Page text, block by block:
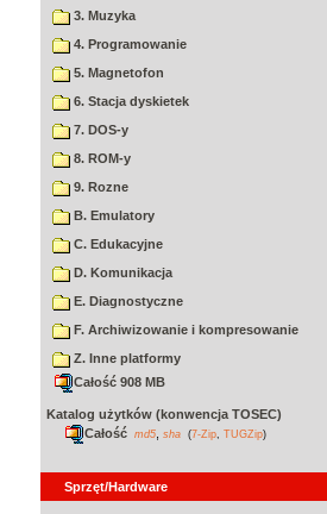
3. Muzyka
4. Programowanie
5. Magnetofon
6. Stacja dyskietek
7. DOS-y
8. ROM-y
9. Rozne
B. Emulatory
C. Edukacyjne
D. Komunikacja
E. Diagnostyczne
F. Archiwizowanie i kompresowanie
Z. Inne platformy
Całość 908 MB
Katalog użytków (konwencja TOSEC)
Całość md5 sha (7-Zip TUGZip)
Sprzęt/Hardware